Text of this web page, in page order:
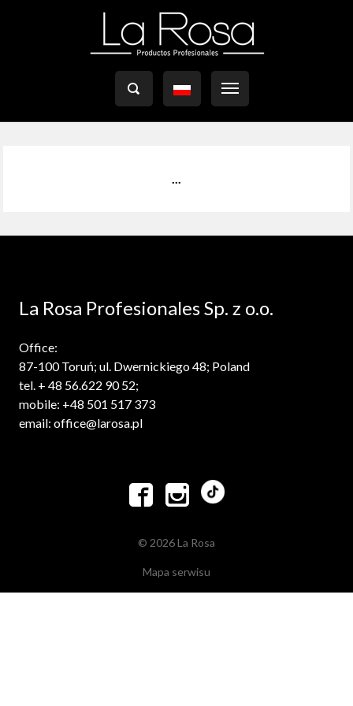

...
La Rosa Profesionales Sp. z o.o.
Office:
87-100 Toruń; ul. Dwernickiego 48; Poland
tel. + 48 56.622 90 52;
mobile: +48 501 517 373
email: office@larosa.pl
 
© 2026 La Rosa
Mapa serwisu